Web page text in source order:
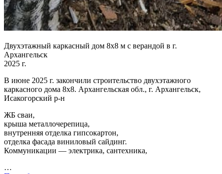
Двухэтажный каркасный дом 8х8 м с верандой в г.
Архангельск
2025 г.
В июне 2025 г. закончили строительство двухэтажного
каркасного дома 8х8. Архангельская обл., г. Архангельск,
Исакогорский р-н
ЖБ сваи,
крыша металлочерепица,
внутренняя отделка гипсокартон,
отделка фасада виниловый сайдинг.
Коммуникации — электрика, сантехника,
…